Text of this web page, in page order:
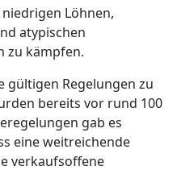
Löhnen,
atypischen
zu kämpfen.
gültigen Regelungen zu
bereits vor rund 100
gab es
eine weitreichende
verkaufsoffene